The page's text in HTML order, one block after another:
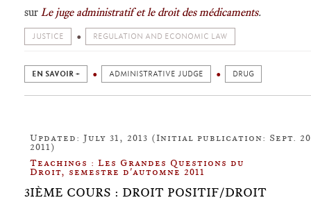
sur Le juge administratif et le droit des médicaments.
JUSTICE REGULATION AND ECONOMIC LAW
EN SAVOIR + ADMINISTRATIVE JUDGE DRUG
Updated: July 31, 2013 (Initial publication: Sept.
2011)
Teachings : Les Grandes Questions du
Droit, semestre d'automne 2011
3IÈME COURS : DROIT POSITIF/DROIT